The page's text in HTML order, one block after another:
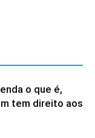
o que é,
tem direito aos